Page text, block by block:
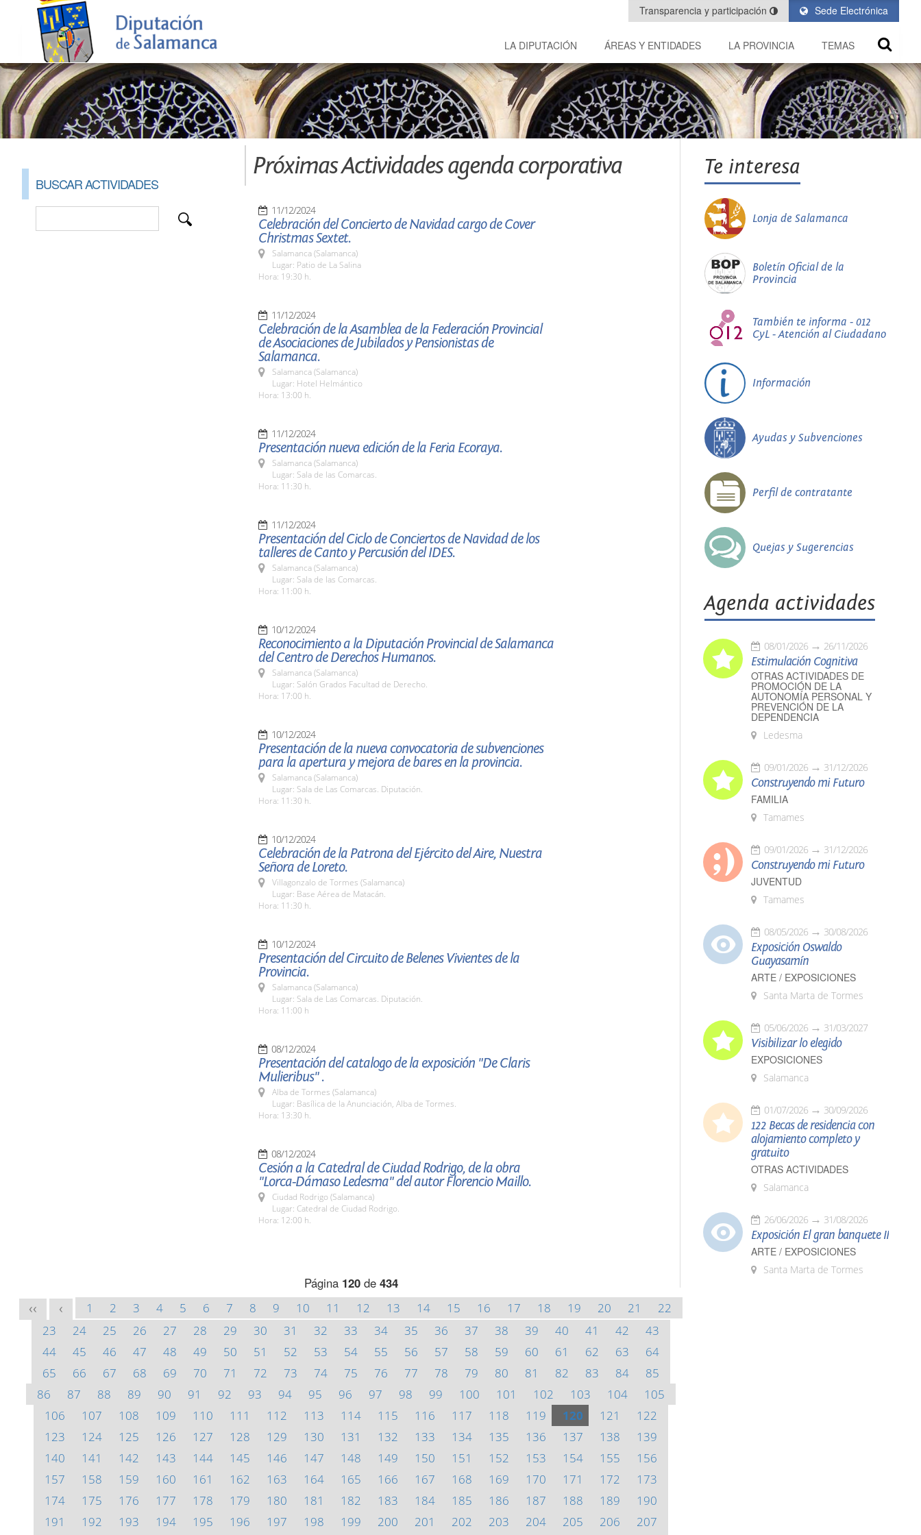
Sede Electrónica
Transparencia y participación
LA DIPUTACIÓN ÁREAS Y ENTIDADES LA PROVINCIA TEMAS
BUSCAR ACTIVIDADES
Próximas Actividades agenda corporativa
11/12/2024
Celebración del Concierto de Navidad cargo de Cover
Christmas Sextet.
Salamanca (Salamanca)
Lugar: Patio de La Salina
Hora: 19:30 h.
11/12/2024
Celebración de la Asamblea de la Federación Provincial
de Asociaciones de Jubilados y Pensionistas de
Salamanca.
Salamanca (Salamanca)
Lugar: Hotel Helmántico
Hora: 13:00 h.
11/12/2024
Presentación nueva edición de la Feria Ecoraya.
Salamanca (Salamanca)
Lugar: Sala de las Comarcas.
Hora: 11:30 h.
11/12/2024
Presentación del Ciclo de Conciertos de Navidad de los
talleres de Canto y Percusión del IDES.
Salamanca (Salamanca)
Lugar: Sala de las Comarcas.
Hora: 11:00 h.
10/12/2024
Reconocimiento a la Diputación Provincial de Salamanca
del Centro de Derechos Humanos.
Salamanca (Salamanca)
Lugar: Salón Grados Facultad de Derecho.
Hora: 17:00 h.
10/12/2024
Presentación de la nueva convocatoria de subvenciones
para la apertura y mejora de bares en la provincia.
Salamanca (Salamanca)
Lugar: Sala de Las Comarcas. Diputación.
Hora: 11:30 h.
10/12/2024
Celebración de la Patrona del Ejército del Aire, Nuestra
Señora de Loreto.
Villagonzalo de Tormes (Salamanca)
Lugar: Base Aérea de Matacán.
Hora: 11:30 h.
10/12/2024
Presentación del Circuito de Belenes Vivientes de la
Provincia.
Salamanca (Salamanca)
Lugar: Sala de Las Comarcas. Diputación.
Hora: 11:00 h
08/12/2024
Presentación del catalogo de la exposición "De Claris
Mulieribus" .
Alba de Tormes (Salamanca)
Lugar: Basílica de la Anunciación, Alba de Tormes.
Hora: 13:30 h.
08/12/2024
Cesión a la Catedral de Ciudad Rodrigo, de la obra
"Lorca-Dámaso Ledesma" del autor Florencio Maillo.
Ciudad Rodrigo (Salamanca)
Lugar: Catedral de Ciudad Rodrigo.
Hora: 12:00 h.
Página 120de 434
<< < 1 2 3 4 5 6 7 8 9 10 11 12 13 14 15 16 17 18 19 20 21
22
23
24 25 26 27 28 29 30 31 32 33 34 35 36 37 38 39 40 41 42
43
44
45 46 47 48 49 50 51 52 53 54 55 56 57 58 59 60 61 62 63
64
65
66 67 68 69 70 71 72 73 74 75 76 77 78 79 80 81 82 83 84
85
86
87 88 89 90 91 92 93 94 95 96 97 98 99 100 101 102 103 104
105
106
107 108 109 110 111 112 113 114 115 116 117 118 119 120 121
122
123
124 125 126 127 128 129 130 131 132 133 134 135 136 137 138
139
140
141 142 143 144 145 146 147 148 149 150 151 152 153 154 155
156
157
158 159 160 161 162 163 164 165 166 167 168 169 170 171 172
173
174
175 176 177 178 179 180 181 182 183 184 185 186 187 188 189
190
191
192 193 194 195 196 197 198 199 200 201 202 203 204 205 206 207
Te interesa
Lonja de Salamanca
Boletín Oficial de la
Provincia
También te informa - 012
CyL - Atención al Ciudadano
Información
Ayudas y Subvenciones
Perfil de contratante
Quejas y Sugerencias
Agenda actividades
08/01/2026 26/11/2026
Estimulación Cognitiva
OTRAS ACTIVIDADES DE
PROMOCIÓN DE LA
AUTONOMÍA PERSONAL Y
PREVENCIÓN DE LA
DEPENDENCIA
Ledesma
09/01/2026 31/12/2026
Construyendo mi Futuro
FAMILIA
Tamames
09/01/2026 31/12/2026
Construyendo mi Futuro
JUVENTUD
Tamames
08/05/2026 30/08/2026
Exposición Oswaldo
Guayasamín
ARTE / EXPOSICIONES
Santa Marta de Tormes
05/06/2026 31/03/2027
Visibilizar lo elegido
EXPOSICIONES
Salamanca
01/07/2026 30/09/2026
122 Becas de residencia con
alojamiento completo y
gratuito
OTRAS ACTIVIDADES
Salamanca
26/06/2026 31/08/2026
Exposición El gran banquete II
ARTE / EXPOSICIONES
Santa Marta de Tormes